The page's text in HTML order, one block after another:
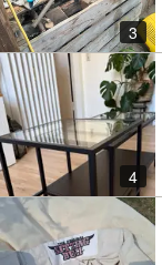
3
4